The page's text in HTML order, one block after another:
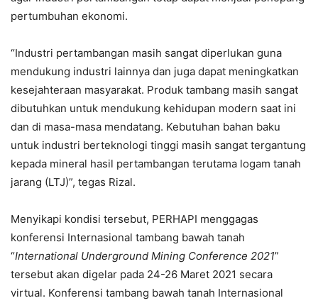
pertumbuhan ekonomi.
“Industri pertambangan masih sangat diperlukan guna
mendukung industri lainnya dan juga dapat meningkatkan
kesejahteraan masyarakat. Produk tambang masih sangat
dibutuhkan untuk mendukung kehidupan modern saat ini
dan di masa-masa mendatang. Kebutuhan bahan baku
untuk industri berteknologi tinggi masih sangat tergantung
kepada mineral hasil pertambangan terutama logam tanah
jarang (LTJ)”, tegas Rizal.
Menyikapi kondisi tersebut, PERHAPI menggagas
konferensi Internasional tambang bawah tanah
“International Underground Mining Conference 2021”
tersebut akan digelar pada 24-26 Maret 2021 secara
virtual. Konferensi tambang bawah tanah Internasional